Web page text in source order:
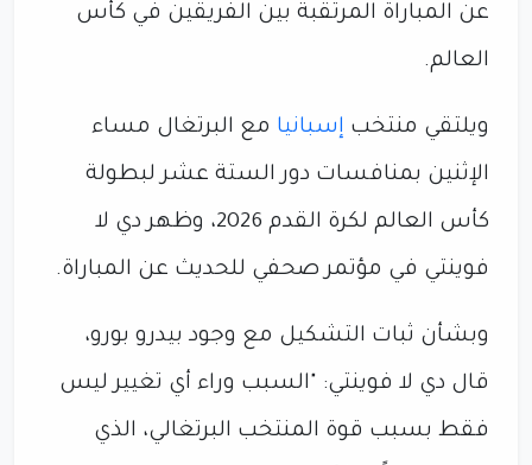
عن المباراة المرتقبة بين الفريقين في كأس
العالم.
ويلتقي منتخب إسبانيا مع البرتغال مساء
الإثنين بمنافسات دور الستة عشر لبطولة
كأس العالم لكرة القدم 2026، وظهر دي لا
فوينتي في مؤتمر صحفي للحديث عن المباراة.
وبشأن ثبات التشكيل مع وجود بيدرو بورو،
قال دي لا فوينتي: "السبب وراء أي تغيير ليس
فقط بسبب قوة المنتخب البرتغالي، الذي